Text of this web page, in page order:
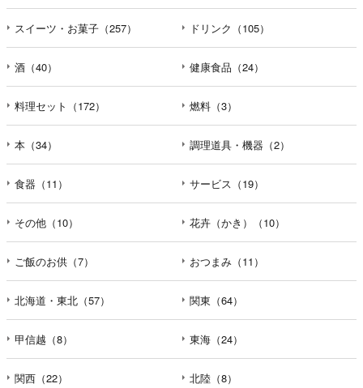
スイーツ・お菓子（257） ドリンク（105）
酒（40） 健康食品（24）
料理セット（172） 燃料（3）
本（34） 調理道具・機器（2）
食器（11） サービス（19）
その他（10） 花卉（かき）（10）
ご飯のお供（7） おつまみ（11）
北海道・東北（57） 関東（64）
甲信越（8） 東海（24）
関西（22） 北陸（8）